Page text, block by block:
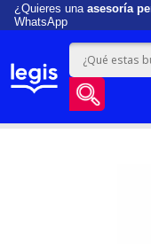
¿Quieres una asesoría
WhatsApp